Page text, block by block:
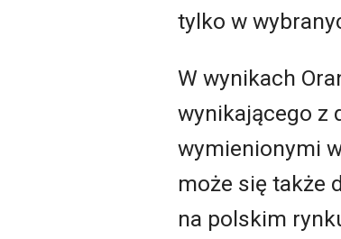
tylko w
W wynikach
wynikającego z
wymienionymi
może się także
na polskim